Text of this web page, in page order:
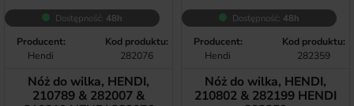
Dostępność: 48h
Producent:
Hendi
Kod produktu:
282076
Nóż do wilka, HENDI,
210789 & 282007 &
Dostępność: 48h
Producent:
Hendi
Kod produktu:
282359
Nóż do wilka, HENDI,
210802 & 282199 HENDI